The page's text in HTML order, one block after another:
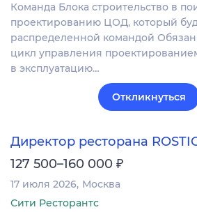
Команда Блока строительство в
проектированию ЦОД, который
распределенной командой
цикл управления
в эксплуатацию…
Откликнуться
Директор ресторана
127 500–160 000 ₽
17 июля 2026 Москва
Сити Ресторантс